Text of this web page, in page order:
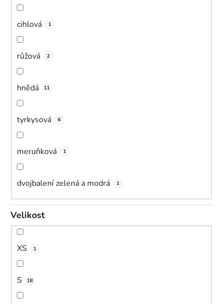
cihlová 1
růžová 2
hnědá 11
tyrkysová 6
meruňková 1
dvojbalení zelená a modrá 1
Velikost
XS 1
S 18